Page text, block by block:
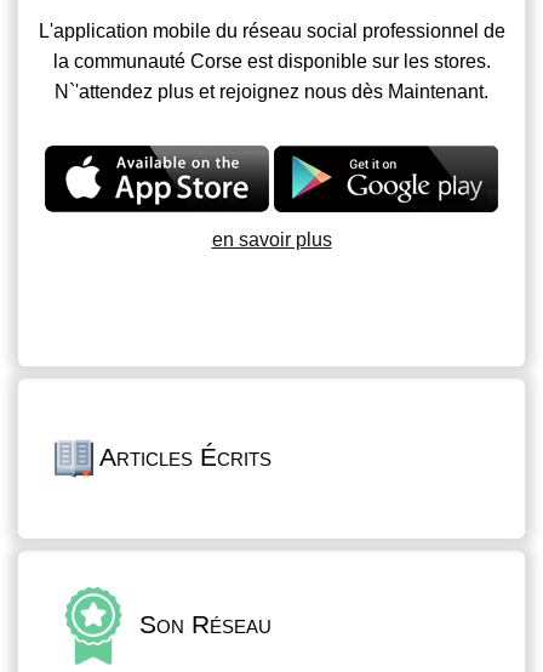
L'application mobile du réseau social professionnel de
la communauté Corse est disponible sur les stores.
N`'attendez plus et rejoignez nous dès Maintenant.
en savoir plus
Articles Écrits
Son Réseau